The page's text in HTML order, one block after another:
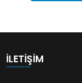
İLETIŞIM